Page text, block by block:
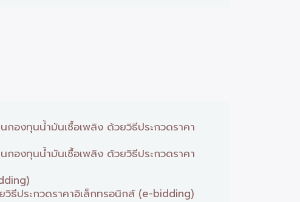
กองทุนน้ำมันเชื้อเพลิง ด้วยวิธีประกวดราคา
กองทุนน้ำมันเชื้อเพลิง ด้วยวิธีประกวดราคา
วิธีประกวดราคาอิเล็กทรอนิกส์ (e-bidding)